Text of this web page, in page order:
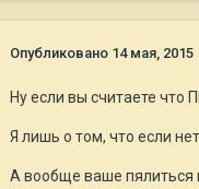
Опубликовано 14 мая, 2015
Ну если вы считаете что
Я лишь о том, что если
А вообще ваше пялиться